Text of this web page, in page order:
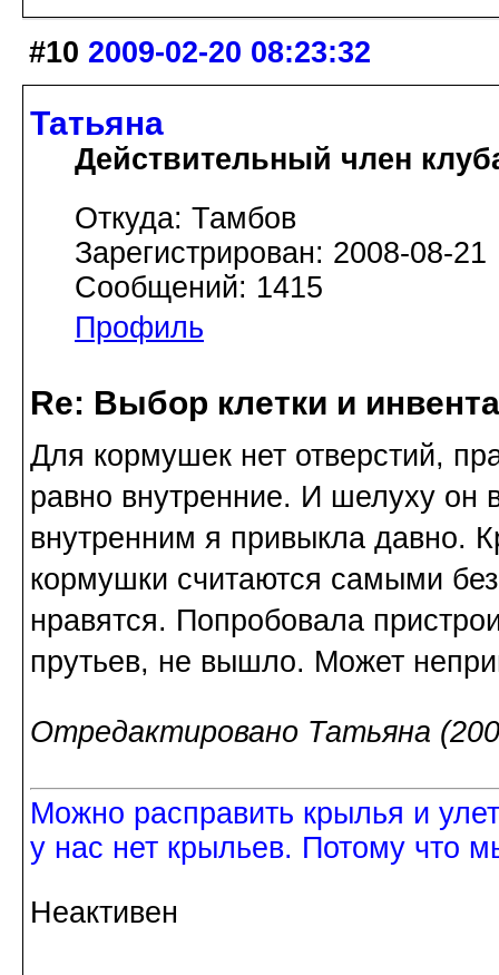
#10 2009-02-20 08:23:32
Татьяна
Действительный член
Откуда: Тамбов
Зарегистрирован: 2008-08-21
Сообщений: 1415
Профиль
Re: Выбор клетки и
Для кормушек нет отверстий,
равно внутренние. И шелуху он
внутренним я привыкла давно.
кормушки считаются самыми
нравятся. Попробовала
прутьев, не вышло. Может
Отредактировано Татьяна
Можно расправить крылья и
у нас нет крыльев. Потому что
Неактивен